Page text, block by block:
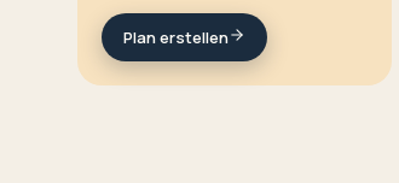
Plan erstellen